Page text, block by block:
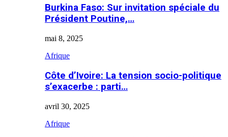
Burkina Faso: Sur invitation spéciale du
Président Poutine,…
mai 8, 2025
Afrique
Côte d’Ivoire: La tension socio-politique
s’exacerbe : parti…
avril 30, 2025
Afrique